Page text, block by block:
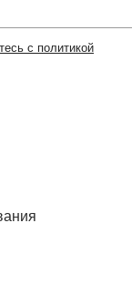
с политикой